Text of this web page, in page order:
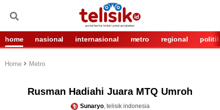
home nasional internasional metro regional politik
Home Metro
Rusman Hadiahi Juara MTQ Umroh
Sunaryo, telisik indonesia